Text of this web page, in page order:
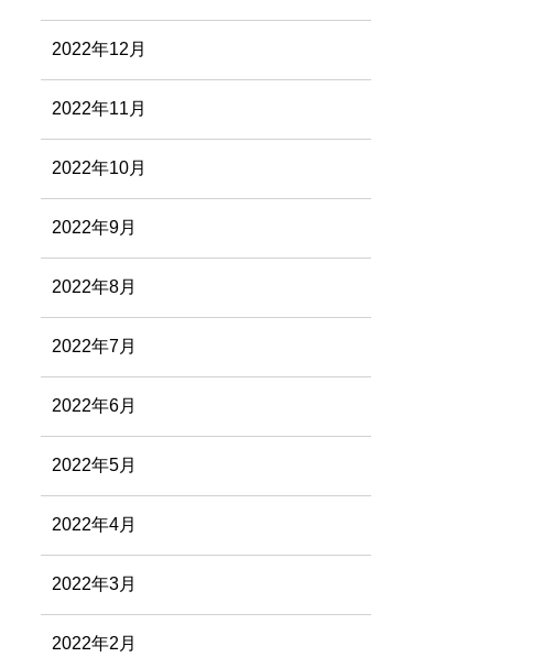
2022年12月
2022年11月
2022年10月
2022年9月
2022年8月
2022年7月
2022年6月
2022年5月
2022年4月
2022年3月
2022年2月